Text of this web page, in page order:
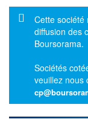
Message
Cette société
diffusion des
Boursorama.
Sociétés
veuillez nous